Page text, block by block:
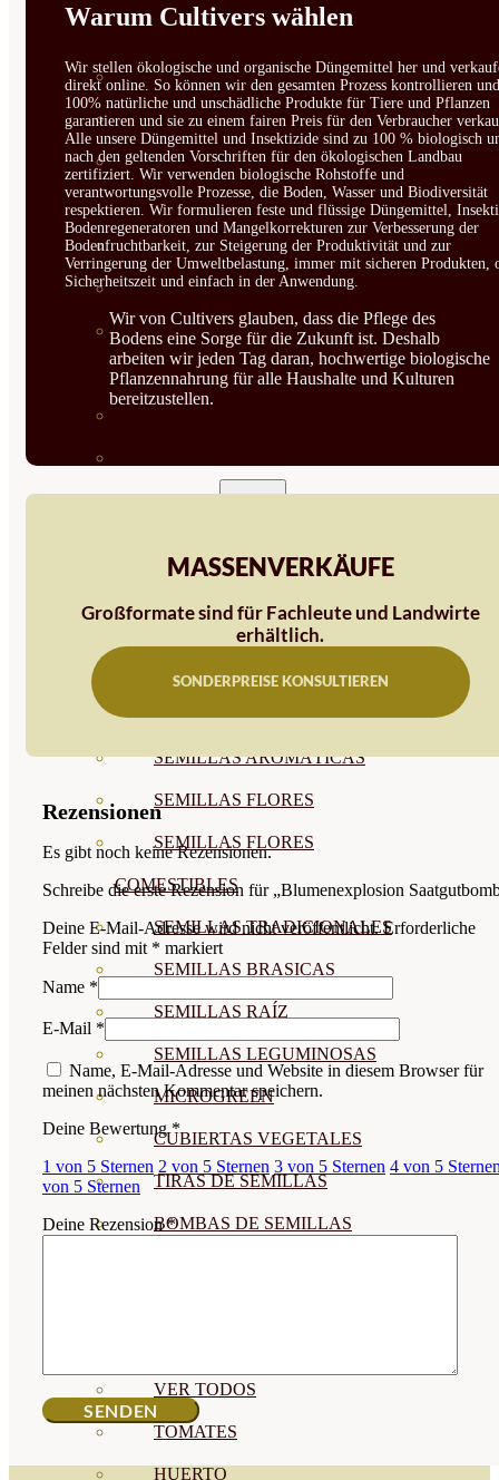
ENRAIZANTES
MADURACIÓN Y ENGORDE
REGENERADORES DEL
SUELO
ÁCIDOS HÚMICOS
MATERIAS PRIMAS
PROTECCIÓN CULTIVOS Y
PLANTAS
HORTALIZA FRUTO
SEMILLAS HORTALIZA DE
HOJA
SEMILLAS AROMÁTICAS
SEMILLAS FLORES
SEMILLAS FLORES
COMESTIBLES
SEMILLAS TRADICIONALES
SEMILLAS BRASICAS
SEMILLAS RAÍZ
SEMILLAS LEGUMINOSAS
MICROGREEN
CUBIERTAS VEGETALES
TIRAS DE SEMILLAS
BOMBAS DE SEMILLAS
VER TODOS
TOMATES
HUERTO
Warum Cultivers wählen
Wir stellen ökologische und organische Düngemittel her und
direkt online. So können wir den gesamten Prozess kontrollieren und
100% natürliche und unschädliche Produkte für Tiere und Pflanzen
garantieren und sie zu einem fairen Preis für den Verbraucher
Alle unsere Düngemittel und Insektizide sind zu 100 % biologisch
nach den geltenden Vorschriften für den ökologischen Landbau
zertifiziert. Wir verwenden biologische Rohstoffe und
verantwortungsvolle Prozesse, die Boden, Wasser und Biodiversität
respektieren. Wir formulieren feste und flüssige Düngemittel,
Bodenregeneratoren und Mangelkorrekturen zur Verbesserung der
Bodenfruchtbarkeit, zur Steigerung der Produktivität und zur
Verringerung der Umweltbelastung, immer mit sicheren Produkten,
Sicherheitszeit und einfach in der Anwendung.
Wir von Cultivers glauben, dass die Pflege des
Bodens eine Sorge für die Zukunft ist. Deshalb
arbeiten wir jeden Tag daran, hochwertige biologische
Pflanzennahrung für alle Haushalte und Kulturen
bereitzustellen.
MASSENVERKÄUFE
Großformate sind für Fachleute und Landwirte
erhältlich.
SONDERPREISE KONSULTIEREN
Rezensionen
Es gibt noch keine Rezensionen.
Schreibe die erste Rezension für „Blumenexplosion
Deine E-Mail-Adresse wird nicht veröffentlicht. Erforderliche
Felder sind mit * markiert
Name *
E-Mail *
Name, E-Mail-Adresse und Website in diesem Browser für
meinen nächsten Kommentar speichern.
Deine Bewertung*
1 von 5 Sternen 2 von 5 Sternen 3 von 5 Sternen 4 von 5
von 5 Sternen
Deine Rezension*